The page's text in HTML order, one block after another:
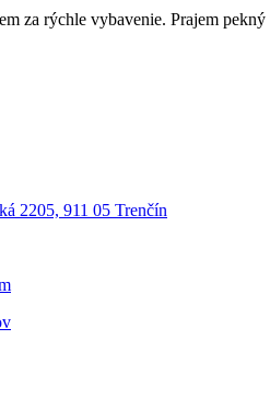
za rýchle vybavenie. Prajem
2205, 911 05 Trenčín